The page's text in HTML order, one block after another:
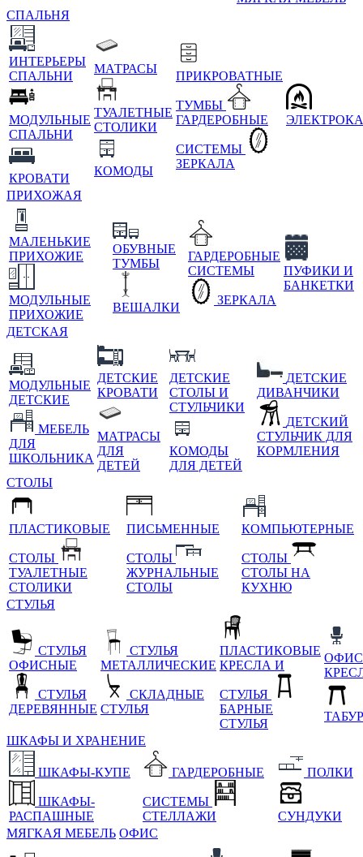
СПАЛЬНЯ
ИНТЕРЬЕРЫ
СПАЛЬНИ
МОДУЛЬНЫЕ
СПАЛЬНИ
КРОВАТИ
МАТРАСЫ
ТУАЛЕТНЫЕ
СТОЛИКИ
КОМОДЫ
ПРИКРОВАТНЫЕ
ТУМБЫ
ГАРДЕРОБНЫЕ
СИСТЕМЫ
ЗЕРКАЛА
ПРИХОЖАЯ
МАЛЕНЬКИЕ
ПРИХОЖИЕ
МОДУЛЬНЫЕ
ПРИХОЖИЕ
ОБУВНЫЕ
ТУМБЫ
ВЕШАЛКИ
ГАРДЕРОБНЫЕ
СИСТЕМЫ
ЗЕРКАЛА
ПУФИКИ И
БАНКЕТКИ
ДЕТСКАЯ
МОДУЛЬНЫЕ
ДЕТСКИЕ
МЕБЕЛЬ
ДЛЯ
ШКОЛЬНИКА
ДЕТСКИЕ
КРОВАТИ
МАТРАСЫ
ДЛЯ
ДЕТЕЙ
ДЕТСКИЕ
СТОЛЫ И
СТУЛЬЧИКИ
КОМОДЫ
ДЛЯ ДЕТЕЙ
ДЕТСКИЕ
ДИВАНЧИКИ
ДЕТСКИЙ
СТУЛЬЧИК ДЛЯ
КОРМЛЕНИЯ
СТОЛЫ
ПЛАСТИКОВЫЕ
СТОЛЫ
ТУАЛЕТНЫЕ
СТОЛИКИ
ПИСЬМЕННЫЕ
СТОЛЫ
ЖУРНАЛЬНЫЕ
СТОЛЫ
КОМПЬЮТЕРНЫЕ
СТОЛЫ
СТОЛЫ НА
КУХНЮ
СТУЛЬЯ
СТУЛЬЯ
ОФИСНЫЕ
СТУЛЬЯ
ДЕРЕВЯННЫЕ
СТУЛЬЯ
МЕТАЛЛИЧЕСКИЕ
СКЛАДНЫЕ
СТУЛЬЯ
ПЛАСТИКОВЫЕ
КРЕСЛА И
СТУЛЬЯ
БАРНЫЕ
СТУЛЬЯ
ШКАФЫ И ХРАНЕНИЕ
ШКАФЫ-КУПЕ
ШКАФЫ-
РАСПАШНЫЕ
ГАРДЕРОБНЫЕ
СИСТЕМЫ
СТЕЛЛАЖИ
ПОЛКИ
СУНДУКИ
МЯГКАЯ МЕБЕЛЬ ОФИС